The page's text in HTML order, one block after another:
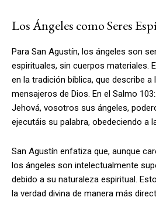
Los Ángeles como Seres
Para San Agustín, los ángeles son
espirituales, sin cuerpos materiales.
en la tradición bíblica, que describe
mensajeros de Dios. En el Salmo
Jehová, vosotros sus ángeles,
ejecutáis su palabra, obedeciendo a
San Agustín enfatiza que, aunque
los ángeles son intelectualmente
debido a su naturaleza espiritual.
la verdad divina de manera más